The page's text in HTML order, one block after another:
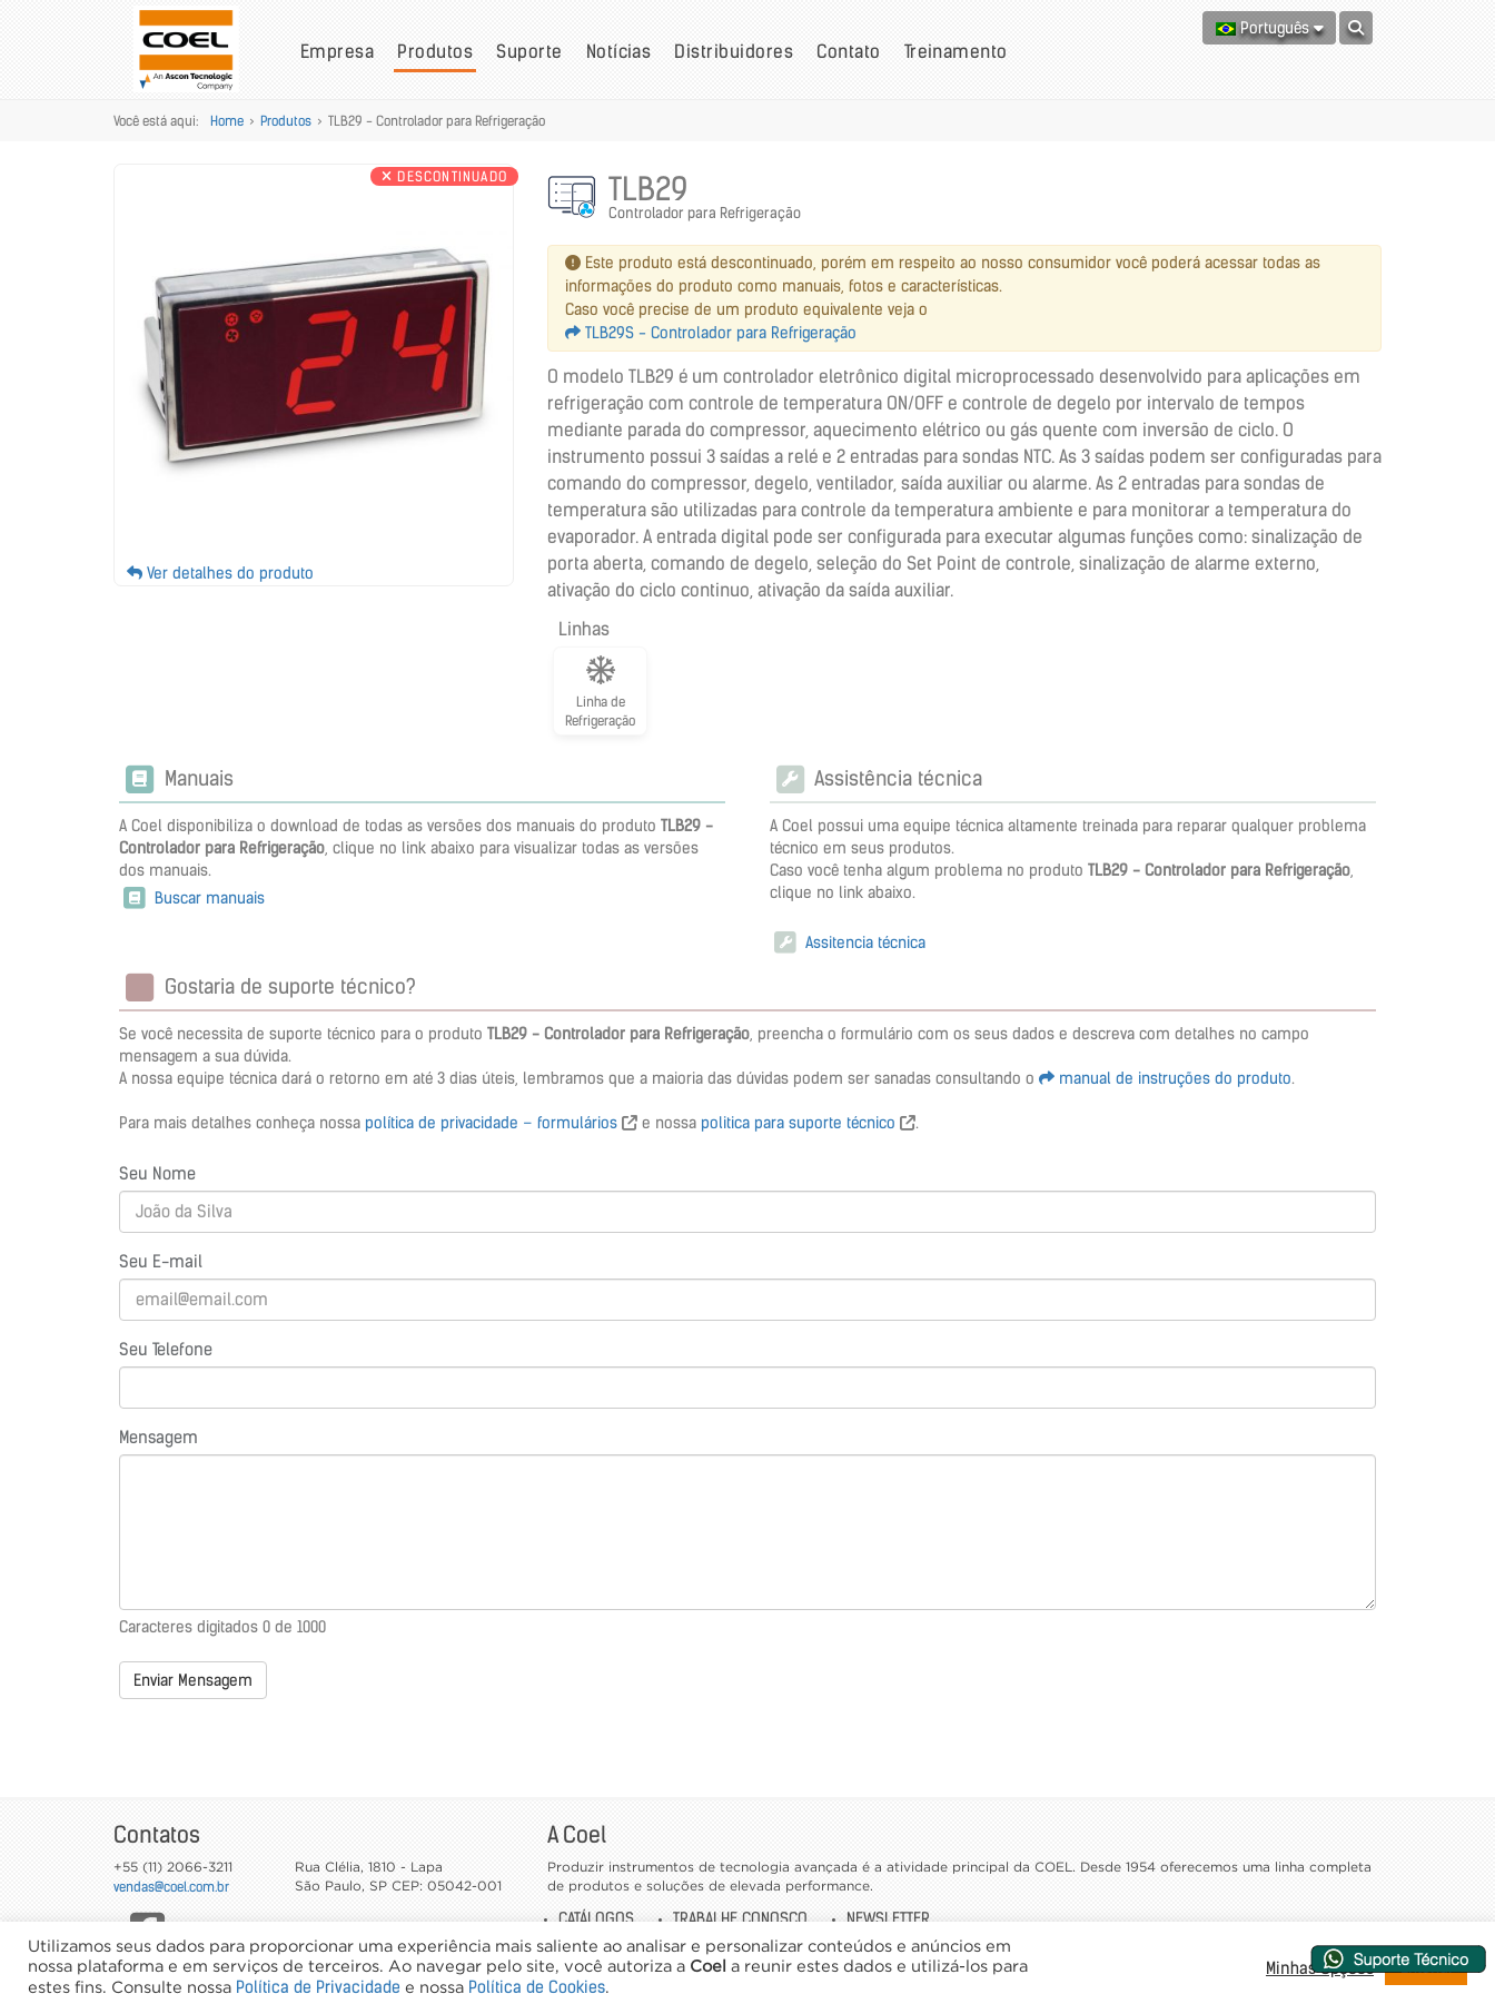
Português
Empresa Produtos Suporte Notícias Distribuidores Contato Treinamento
Você está aqui: Home > Produtos > TLB29 - Controlador para Refrigeração
DESCONTINUADO
Ver detalhes do produto
TLB29
Controlador para Refrigeração
Este produto está descontinuado, porém em respeito ao nosso consumidor você poderá acessar todas as
informações do produto como manuais, fotos e características.
Caso você precise de um produto equivalente veja o
TLB29S - Controlador para Refrigeração
O modelo TLB29 é um controlador eletrônico digital microprocessado desenvolvido para aplicações em
refrigeração com controle de temperatura ON/OFF e controle de degelo por intervalo de tempos
mediante parada do compressor, aquecimento elétrico ou gás quente com inversão de ciclo. O
instrumento possui 3 saídas a relé e 2 entradas para sondas NTC. As 3 saídas podem ser configuradas para
comando do compressor, degelo, ventilador, saída auxiliar ou alarme. As 2 entradas para sondas de
temperatura são utilizadas para controle da temperatura ambiente e para monitorar a temperatura do
evaporador. A entrada digital pode ser configurada para executar algumas funções como: sinalização de
porta aberta, comando de degelo, seleção do Set Point de controle, sinalização de alarme externo,
ativação do ciclo continuo, ativação da saída auxiliar.
Linhas
Linha de
Refrigeração
Manuais
A Coel disponibiliza o download de todas as versões dos manuais do produto TLB29 -
Controlador para Refrigeração, clique no link abaixo para visualizar todas as versões
dos manuais.
Buscar manuais
Assistência técnica
A Coel possui uma equipe técnica altamente treinada para reparar qualquer problema
técnico em seus produtos.
Caso você tenha algum problema no produto TLB29 - Controlador para Refrigeração,
clique no link abaixo.
Assitencia técnica
Gostaria de suporte técnico?
Se você necessita de suporte técnico para o produto TLB29 - Controlador para Refrigeração, preencha o formulário com os seus dados e descreva com detalhes no campo
mensagem a sua dúvida.
A nossa equipe técnica dará o retorno em até 3 dias úteis, lembramos que a maioria das dúvidas podem ser sanadas consultando o
manual de instruções do produto.
Para mais detalhes conheça nossa política de privacidade – formulários e nossa politica para suporte técnico .
Seu Nome
Seu E-mail
Seu Telefone
Mensagem
Caracteres digitados 0 de 1000
Enviar Mensagem
Contatos
+55 (11) 2066-3211
vendas@coel.com.br
Rua Clélia, 1810 - Lapa
São Paulo, SP CEP: 05042-001
A Coel
Produzir instrumentos de tecnologia avançada é a atividade principal da COEL. Desde 1954 oferecemos uma linha completa
de produtos e soluções de elevada performance.
CATÁLOGOS TRABALHE CONOSCO NEWSLETTER
©2026 Coel - Todos os direitos reservados
Utilizamos seus dados para proporcionar uma experiência mais saliente ao analisar e personalizar conteúdos e anúncios em
nossa plataforma e em serviços de terceiros. Ao navegar pelo site, você autoriza a Coel
a reunir estes dados e utilizá-los para
estes fins. Consulte nossa Política de Privacidade e nossa Política de Cookies.
Minhas Opções Entendi